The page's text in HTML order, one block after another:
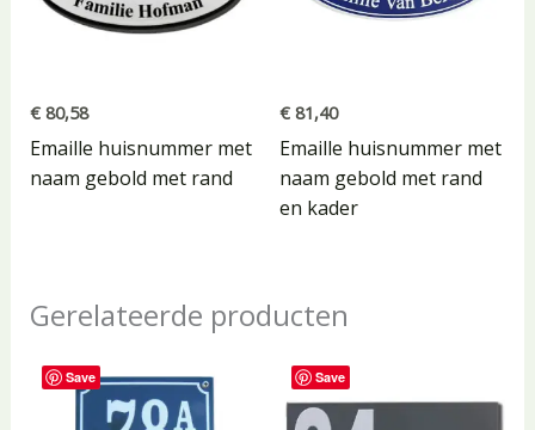
€80,58
Emaille huisnummer met
naam gebold met rand
€ 81,40
Emaille huisnummer met
naam gebold met rand
en kader
Gerelateerde producten
Save Save